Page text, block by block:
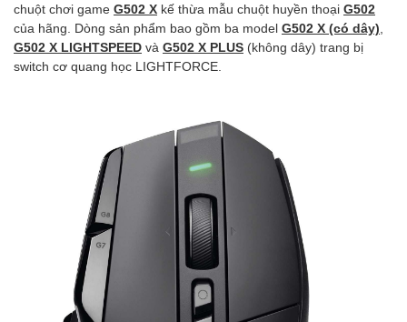
chuột chơi game G502 X kế thừa mẫu chuột huyền thoại G502
của hãng. Dòng sản phẩm bao gồm ba model G502 X (có dây)
G502 X LIGHTSPEED và G502 X PLUS (không dây) trang bị
switch cơ quang học LIGHTFORCE.